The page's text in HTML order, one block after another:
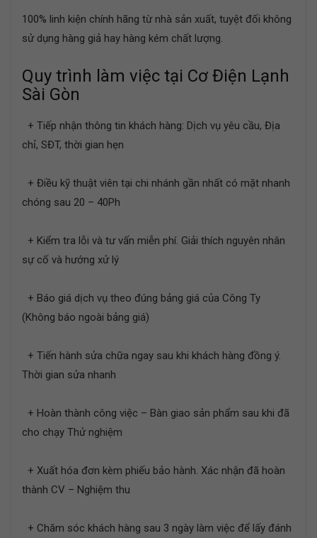
100% linh kiện chính hãng từ nhà sản xuất, tuyệt đối không
sử dụng hàng giả hay hàng kém chất lượng.
Quy trình làm việc tại Cơ Điện Lạnh
Sài Gòn
+ Tiếp nhận thông tin khách hàng: Dịch vụ yêu cầu, Địa
chỉ, SĐT, thời gian hẹn
+ Điều kỹ thuật viên tại chi nhánh gần nhất có mặt nhanh
chóng sau 20 – 40Ph
+ Kiểm tra lỗi và tư vấn miễn phí. Giải thích nguyên nhân
sự cố và hướng xử lý
+ Báo giá dịch vụ theo đúng bảng giá của Công Ty
(Không báo ngoài bảng giá)
+ Tiến hành sửa chữa ngay sau khi khách hàng đồng ý.
Thời gian sửa nhanh
+ Hoàn thành công việc – Bàn giao sản phẩm sau khi đã
cho chạy Thử nghiệm
+ Xuất hóa đơn kèm phiếu bảo hành. Xác nhận đã hoàn
thành CV – Nghiệm thu
+ Chăm sóc khách hàng sau 3 ngày làm việc để lấy đánh